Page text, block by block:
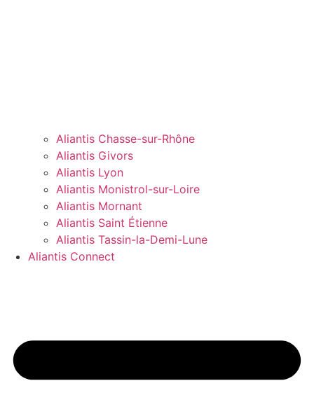
Aliantis Chasse-sur-Rhône
Aliantis Givors
Aliantis Lyon
Aliantis Monistrol-sur-Loire
Aliantis Mornant
Aliantis Saint Étienne
Aliantis Tassin-la-Demi-Lune
Aliantis Connect